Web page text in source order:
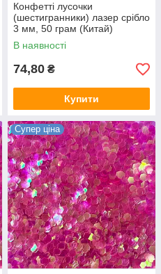
Конфетті лусочки
(шестигранники) лазер срібло
3 мм, 50 грам (Китай)
В наявності
74,80 ₴
Купити
Супер ціна